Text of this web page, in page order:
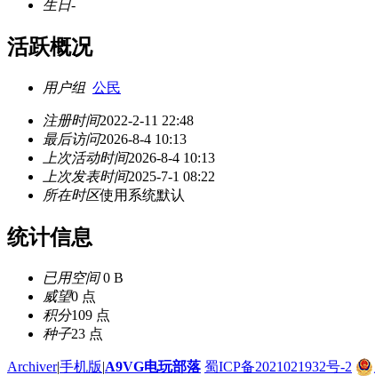
生日-
活跃概况
用户组 公民
注册时间2022-2-11 22:48
最后访问2026-8-4 10:13
上次活动时间2026-8-4 10:13
上次发表时间2025-7-1 08:22
所在时区使用系统默认
统计信息
已用空间0 B
威望0 点
积分109 点
种子23 点
Archiver|手机版|A9VG电玩部落 蜀ICP备2021021932号-2